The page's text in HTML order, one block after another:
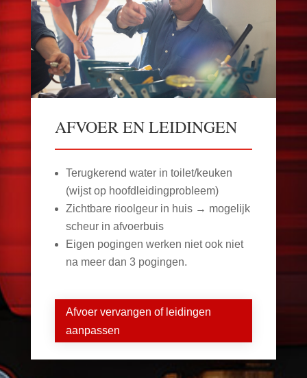
AFVOER EN LEIDINGEN
Terugkerend water in toilet/keuken
(wijst op hoofdleidingprobleem)
Zichtbare rioolgeur in huis → mogelijk
scheur in afvoerbuis
Eigen pogingen werken niet ook niet
na meer dan 3 pogingen.
Afvoer vervangen of leidingen
aanpassen